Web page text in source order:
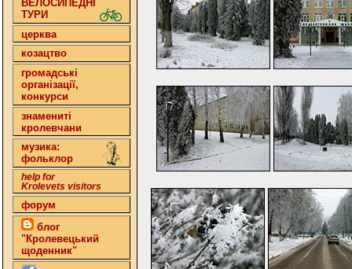
ВЕЛОСИПЕДНІ
ТУРИ
церква
козацтво
громадські
організації,
конкурси
знамениті
кролевчани
музика:
фольклор
help for
Krolevets visitors
форум
блог
"Кролевецький
щоденник"